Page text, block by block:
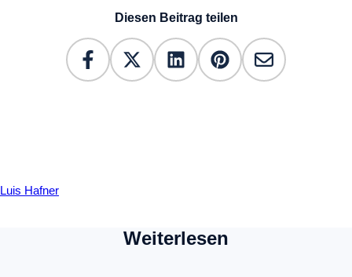
Diesen Beitrag teilen
Luis Hafner
Weiterlesen